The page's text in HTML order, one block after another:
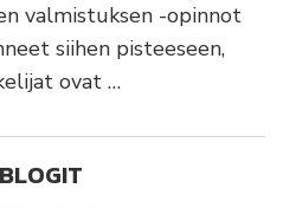
valmistuksen -opinnot
siihen pisteeseen,
ovat …
BLOGIT